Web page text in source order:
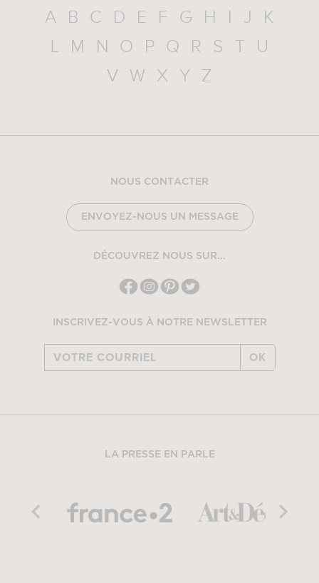
A B C D E F G H I J
K
L
M N O P Q R S T
U
V
W X Y Z
NOUS CONTACTER
ENVOYEZ-NOUS UN MESSAGE
DÉCOUVREZ NOUS SUR...
INSCRIVEZ-VOUS À NOTRE NEWSLETTER
OK
LA PRESSE EN PARLE